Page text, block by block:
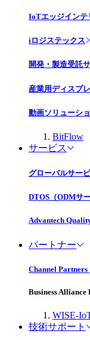
IoTエッジインテ
iロジステックス
開発・製造受託
産業用ディスプ
動画ソリューシ
BitFlow
サービス
グローバルサー
DTOS（ODMサー
Advantech
パートナー
Channel Partners
Business Alliance
WISE-
技術サポート